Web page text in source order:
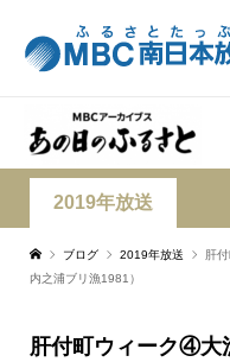
2019年放送
ブログ 2019年放送
肝
内之浦ブリ漁1981）
肝付町ウィーク④大